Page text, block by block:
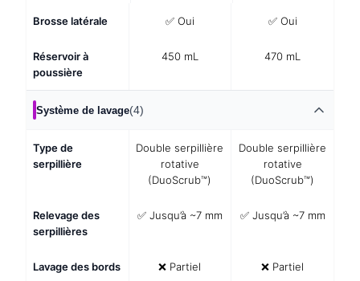
Brosse latérale ✅ Oui ✅ Oui
Réservoir à
poussière
450 mL 470 mL
Système de lavage(4)
Type de
serpillière
Double serpillière
rotative
(DuoScrub™)
Double serpillière
rotative
(DuoScrub™)
Relevage des
serpillières
✅ Jusqu’à ~7 mm ✅ Jusqu’à ~7 mm
Lavage des bords ❌ Partiel ❌ Partiel